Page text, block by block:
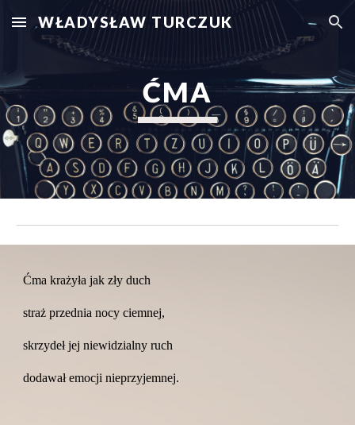
Skip to main content Skip to navigation
WŁADYSŁAW TURCZUK
ĆMA
Ćma krażyła jak zły duch
straż przednia nocy ciemnej,
skrzydeł jej niewidzialny ruch
dodawał emocji nieprzyjemnej.